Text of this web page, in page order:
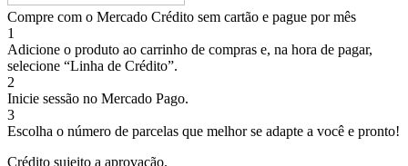
Compre com o Mercado Crédito sem cartão e pague por mês
1
Adicione o produto ao carrinho de compras e, na hora de pagar,
selecione “Linha de Crédito”.
2
Inicie sessão no Mercado Pago.
3
Escolha o número de parcelas que melhor se adapte a você e pronto!
Crédito sujeito a aprovação.